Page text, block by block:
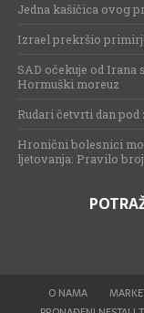
Jedna kašičica ovog
Izrael prekršio
SAD očekuje od
Hormuški moreuz
Rudari četvrti dan pod
Hronični bolesnici
ljetovanja: Pravilo broj
O NAMA